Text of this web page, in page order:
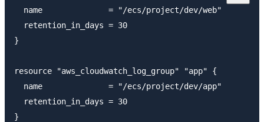
  name              = "/ecs/project/dev/web"
  retention_in_days = 30
}
resource "aws_cloudwatch_log_group" "app" {
  name              = "/ecs/project/dev/app"
  retention_in_days = 30
}